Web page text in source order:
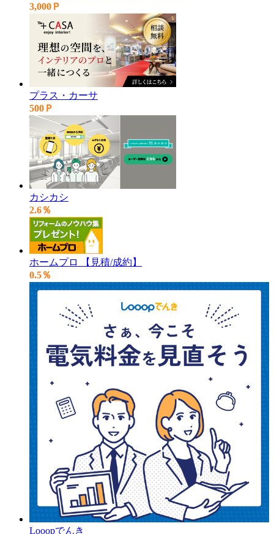
3,000Ｐ
プラス・カーサ
500Ｐ
カシカシ
2.6％
ホームプロ 【見積/成約】
0.5％
Looopでんき